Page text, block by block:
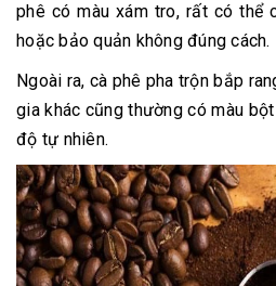
phê có màu xám tro, rất có thể
hoặc bảo quản không đúng cách.
Ngoài ra, cà phê pha trộn bắp
gia khác cũng thường có màu
độ tự nhiên.